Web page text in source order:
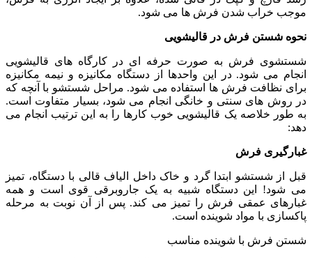
موجب خراب شدن فرش ها می شود.
نحوه شستن فرش در قالیشویی
شستشوی فرش به صورت حرفه ای در کارگاه های قالیشویی
انجام می شود. در این واحدها از دستگاه مکانیزه و نیمه مکانیزه
برای نظافت فرش ها استفاده می شود. مراحل شستشو با آنچه که
در روش های سنتی و خانگی انجام می شود، بسیار متفاوت است.
به طور خلاصه یک قالیشویی خوب کارها را به این ترتیب انجام می
دهد:
غبارگیری فرش
قبل از شستشو ابتدا گرد و خاک داخل الیاف قالی با دستگاه، تمیز
می شود! این دستگاه شبیه به یک جاروبرقی قوی است و همه
غبارهای عمقی فرش را تمیز می کند. پس از آن نوبت به مرحله
پاکسازی با مواد شوینده است.
شستن فرش با شوینده مناسب